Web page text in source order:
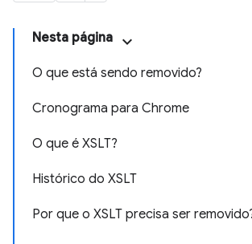
Nesta página
O que está sendo removido?
Cronograma para Chrome
O que é XSLT?
Histórico do XSLT
Por que o XSLT precisa ser